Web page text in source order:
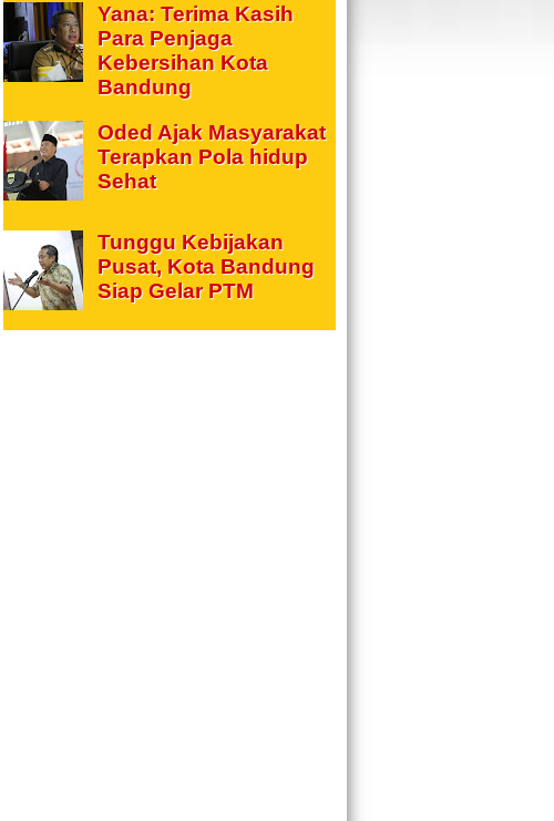
Yana: Terima Kasih
Para Penjaga
Kebersihan Kota
Bandung
Oded Ajak Masyarakat
Terapkan Pola hidup
Sehat
Tunggu Kebijakan
Pusat, Kota Bandung
Siap Gelar PTM